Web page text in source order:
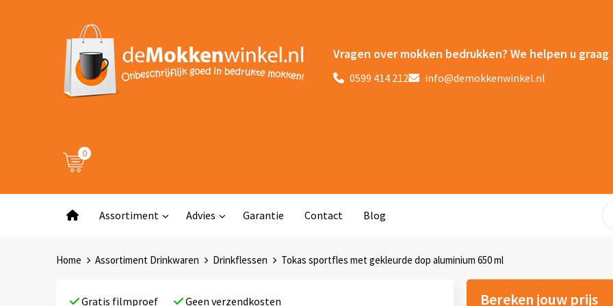
Vragen over mokken bedrukken? We helpen u graag
0599 414 212 info@demokkenwinkel.nl
0
Assortiment Advies Garantie Contact Blog
Home Assortiment Drinkwaren Drinkflessen Tokas sportfles met gekleurde dop aluminium 650 ml
Gratis filmproef Geen verzendkosten Bereken jouw prijs